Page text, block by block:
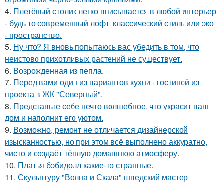
4. Плетёный столик легко вписывается в любой интерьер
- будь то современный лофт, классический стиль или эко
- пространство.
5. Ну что? Я вновь попытаюсь вас убедить в том, что
неистово прихотливых растений не существует.
6. Возрожденная из пепла.
7. Перед вами один из вариантов кухни - гостиной из
проекта в ЖК "Северный".
8. Представьте себе нечто волшебное, что украсит ваш
дом и наполнит его уютом.
9. Возможно, ремонт не отличается дизайнерской
изысканностью, но при этом всё выполнено аккуратно,
чисто и создаёт тёплую домашнюю атмосферу.
10. Платья бэбидолл какие-то странные.
11. Скульптуру "Волна и Скала" шведский мастер